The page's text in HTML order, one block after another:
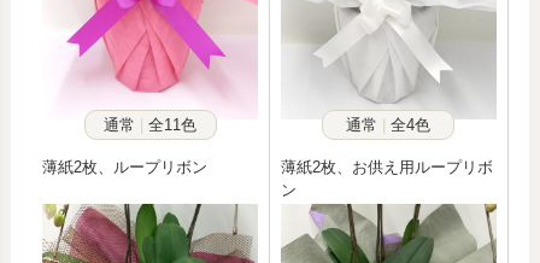
通常 全11色
薄紙2枚、ループリボン
通常 全4色
薄紙2枚、お供え用ループリボ
ン